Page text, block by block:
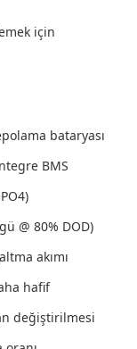
için
bataryası
BMS
@ 80% DOD)
akımı
hafif
değiştirilmesi